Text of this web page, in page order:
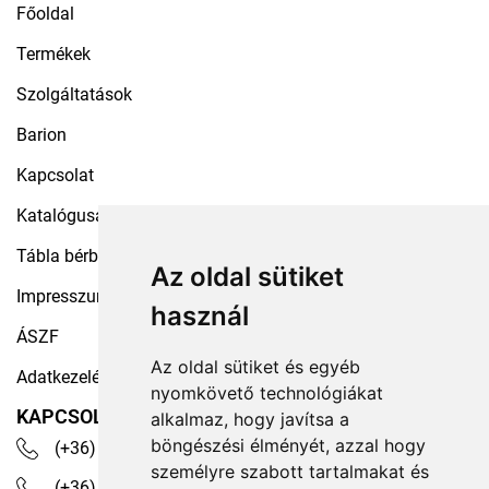
Az oldal sütiket
használ
Az oldal sütiket és egyéb
nyomkövető technológiákat
alkalmaz, hogy javítsa a
böngészési élményét, azzal hogy
személyre szabott tartalmakat és
Főoldal
Termékek
Szolgáltatások
Barion
Kapcsolat
Katalógusaink
Tábla bérbeadás
Impresszum
ÁSZF
Adatkezelési tájékoztató
KAPCSOLAT
(+36) 30 535 4503